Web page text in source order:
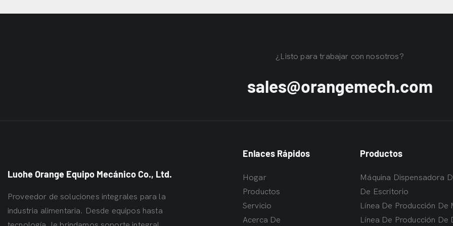
¿Listo para trabajar con nosotros?
sales@orangemech.com
Luohe Orange Equipo Mecánico Co., Ltd.
Proveedor de soluciones integrales para la
industria alimentaria. Desde equipos hasta
Enlaces Rápidos
Hogar
Productos
Servicio
Acerca De
Productos
Máquina Dispensadora
De Escritorio
Línea De Producción De
Línea De Producción De